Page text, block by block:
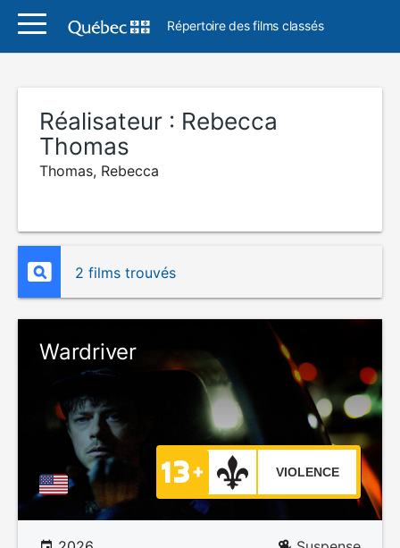
Répertoire des films classés
Réalisateur : Rebecca
Thomas
Thomas, Rebecca
2 films trouvés
Wardriver
VIOLENCE